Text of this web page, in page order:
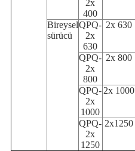
2x
400
Bireysel
sürücü
QPQ-
2x
630
2x 630
QPQ-
2x
800
2x 800
QPQ-
2x
1000
2x 1000
QPQ-
2x
1250
2x1250